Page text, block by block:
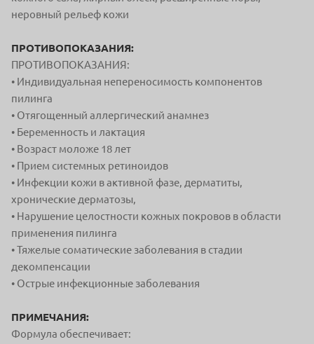
неровный рельеф кожи
ПРОТИВОПОКАЗАНИЯ:
ПРОТИВОПОКАЗАНИЯ:
• Индивидуальная непереносимость компонентов
пилинга
• Отягощенный аллергический анамнез
• Беременность и лактация
• Возраст моложе 18 лет
• Прием системных ретиноидов
• Инфекции кожи в активной фазе, дерматиты,
хронические дерматозы,
• Нарушение целостности кожных покровов в области
применения пилинга
• Тяжелые соматические заболевания в стадии
декомпенсации
• Острые инфекционные заболевания
ПРИМЕЧАНИЯ:
Формула обеспечивает: